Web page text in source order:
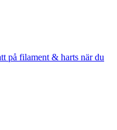
på filament & harts när du